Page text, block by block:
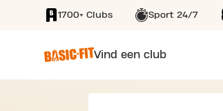
SKIP TO MAIN CONTENT
1700+ Clubs Sport 24/7
Vind een club